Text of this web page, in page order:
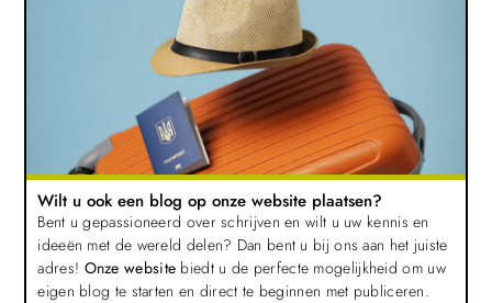
Wilt u ook een blog op onze website plaatsen?
Bent u gepassioneerd over schrijven en wilt u uw kennis en
ideeën met de wereld delen? Dan bent u bij ons aan het juiste
adres! Onze website biedt u de perfecte mogelijkheid om uw
eigen blog te starten en direct te beginnen met publiceren.